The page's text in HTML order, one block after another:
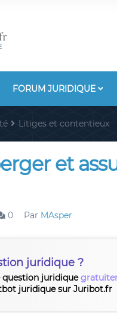
FORUM JURIDIQUE
Litiges et contentieux
et
0 Par MAsper
juridique ?
question juridique
juridique sur Juribot.fr